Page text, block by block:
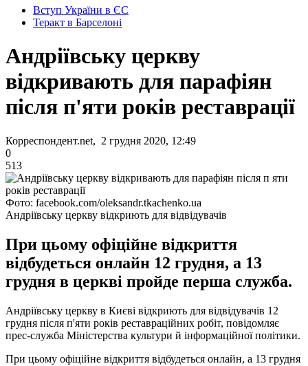
Вступ України в ЄС
Теракт в Барселоні
Андріївську церкву
відкривають для парафіян
після п'яти років реставрації
Корреспондент.net, 2 грудня 2020, 12:49
0
513
Фото: facebook.com/oleksandr.tkachenko.ua
Андріївську церкву відкриють для відвідувачів
При цьому офіційне відкриття
відбудеться онлайн 12 грудня, а 13
грудня в церкві пройде перша служба.
Андріївську церкву в Києві відкриють для відвідувачів 12
грудня після п'яти років реставраційних робіт, повідомляє
прес-служба Міністерства культури й інформаційної політики.
При цьому офіційне відкриття відбудеться онлайн, а 13 грудня